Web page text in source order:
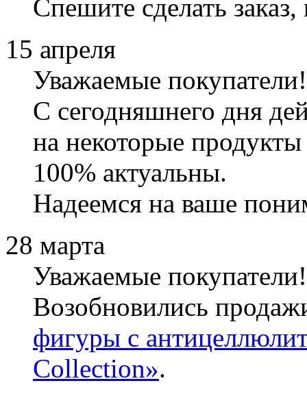
Спешите сделать
15 апреля
Уважаемые покупатели!
С сегодняшнего дня
на некоторые
100% актуальны.
Надеемся на ваше
28 марта
Уважаемые покупатели!
Возобновились
фигуры c
Collection».